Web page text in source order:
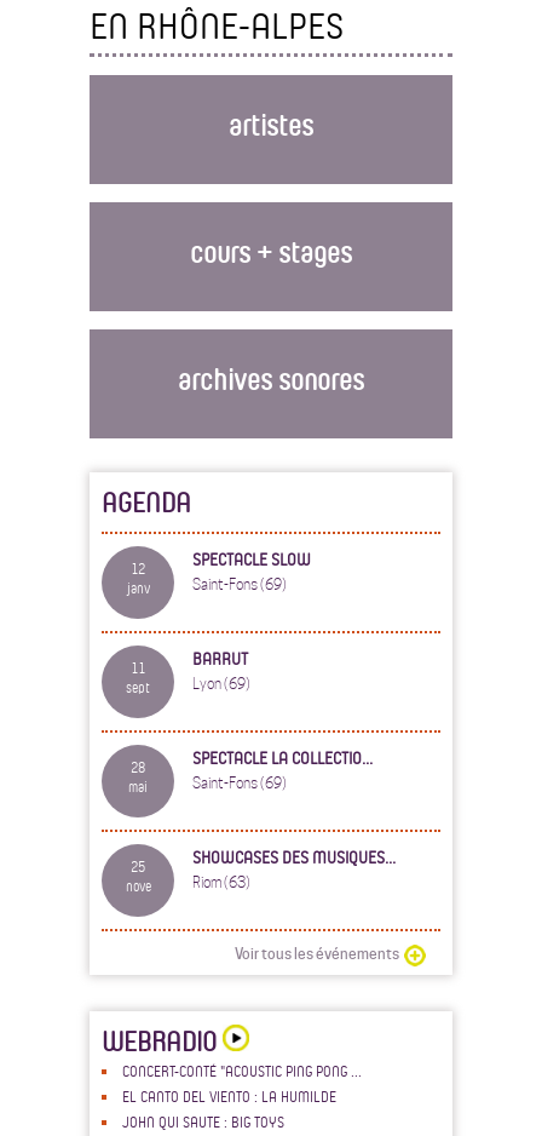
EN RHÔNE-ALPES
artistes
cours + stages
archives sonores
AGENDA
12
janv
SPECTACLE SLOW
Saint-Fons (69)
11
sept
BARRUT
Lyon (69)
28
mai
SPECTACLE LA COLLECTIO...
Saint-Fons (69)
25
nove
SHOWCASES DES MUSIQUES...
Riom (63)
Voir tous les événements
WEBRADIO
CONCERT-CONTÉ "ACOUSTIC PING PONG ...
EL CANTO DEL VIENTO : LA HUMILDE
JOHN QUI SAUTE : BIG TOYS